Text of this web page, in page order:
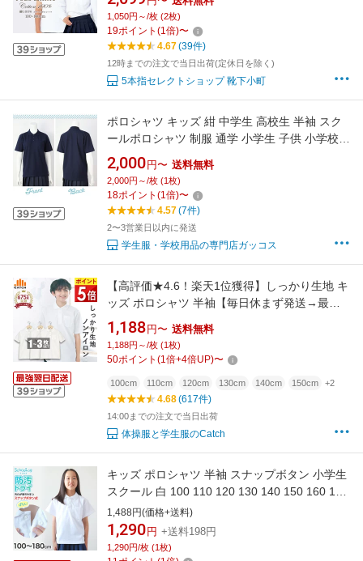
小さめから大きめまで選べるキッズ 100-160サ
イズ【RCP】【追跡可能メール便送料無料】
1,050円～/枚 (2枚)
19ポイント (1倍)〜
4.67(39件)
12時までの注文で当日出荷(定休日を除く)
5本指セレクトショップ 靴下小町
ポロシャツ キッズ 紺 中学生 高校生 半袖 スク
ールポロシャツ 制服 通学 小学生 子供 小学校
学生服 通学 学校 スクールシャツ ネイビー S M
L 無地 形態安定 シワになりくい ノーアイロン
透けにくい ジュニア 中学校制服 ※別ページに
てドライメッシュ紺ポロシャツ取扱中
2,000 円〜 送料無料
2,000円～/枚 (1枚)
18ポイント (1倍)〜
4.57(7件)
2〜3営業日以内に発送
学生服・学校用品の専門店ガッコス
【高評価★4.6！楽天1位獲得】しっかり生地 キ
ッズ ポロシャツ 半袖【毎日休まず発送→最短
翌日／置き配指定OK】白 鹿の子 中厚手 小学生
ふんわり丈夫 形態安定 ノーアイロン 吸水速乾
スクール ポロシャツ 中学生 男の子 女の子 子供
1,188 円〜 送料無料
1,188円～/枚 (1枚)
50ポイント (1倍+4倍UP)〜
100cm 110cm 120cm 130cm 140cm 150cm +2
4.68(617件)
14:00までの注文で当日出荷
体操服と学生服のCatch
キッズ ポロシャツ 半袖 スナップボタン 小学生
スクール 白 100 110 120 130 140 150 160 170
180 cm 男子 女子 スクールシャツ 制服 小学校
学生服 通学 大きいサイズ 男の子 女の子 子供
鹿の子
1,488円(価格+送料)
1,290 円 +送料198円
1,290円/枚 (1枚)